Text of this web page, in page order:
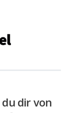
dir von